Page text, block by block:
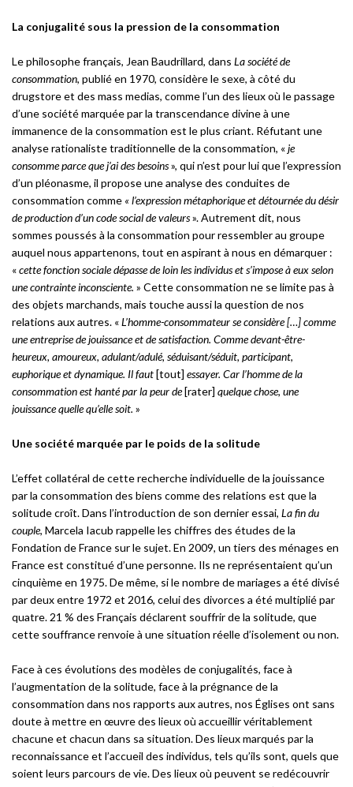
La conjugalité sous la pression de la consommation
Le philosophe français, Jean Baudrillard, dans La société de
consommation, publié en 1970, considère le sexe, à côté du
drugstore et des mass medias, comme l’un des lieux où le passage
d’une société marquée par la transcendance divine à une
immanence de la consommation est le plus criant. Réfutant une
analyse rationaliste traditionnelle de la consommation, «je
consomme parce que j’ai des besoins», qui n’est pour lui que l’expression
d’un pléonasme, il propose une analyse des conduites de
consommation comme « l’expression métaphorique et détournée du désir
de production d’un code social de valeurs». Autrement dit, nous
sommes poussés à la consommation pour ressembler au groupe
auquel nous appartenons, tout en aspirant à nous en démarquer :
«cette fonction sociale dépasse de loin les individus et s’impose à eux selon
une contrainte inconsciente. » Cette consommation ne se limite pas à
des objets marchands, mais touche aussi la question de nos
relations aux autres. «L’homme-consommateur se considère […] comme
une entreprise de jouissance et de satisfaction. Comme devant-être-
heureux, amoureux, adulant/adulé, séduisant/séduit, participant,
euphorique et dynamique. Il faut[tout] essayer. Car l’homme de la
consommation est hanté par la peur de[rater] quelque chose, une
jouissance quelle qu’elle soit. »
Une société marquée par le poids de la solitude
L’effet collatéral de cette recherche individuelle de la jouissance
par la consommation des biens comme des relations est que la
solitude croît. Dans l’introduction de son dernier essai, La fin du
couple, Marcela Iacub rappelle les chiffres des études de la
Fondation de France sur le sujet. En 2009, un tiers des ménages en
France est constitué d’une personne. Ils ne représentaient qu’un
cinquième en 1975. De même, si le nombre de mariages a été divisé
par deux entre 1972 et 2016, celui des divorces a été multiplié par
quatre. 21 % des Français déclarent souffrir de la solitude, que
cette souffrance renvoie à une situation réelle d’isolement ou non.
Face à ces évolutions des modèles de conjugalités, face à
l’augmentation de la solitude, face à la prégnance de la
consommation dans nos rapports aux autres, nos Églises ont sans
doute à mettre en œuvre des lieux où accueillir véritablement
chacune et chacun dans sa situation. Des lieux marqués par la
reconnaissance et l’accueil des individus, tels qu’ils sont, quels que
soient leurs parcours de vie. Des lieux où peuvent se redécouvrir